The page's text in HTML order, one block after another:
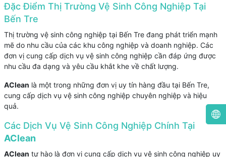
Đặc Điểm Thị Trường Vệ Sinh Công Nghiệp Tại
Bến Tre
Thị trường vệ sinh công nghiệp tại Bến Tre đang phát triển mạnh
mẽ do nhu cầu của các khu công nghiệp và doanh nghiệp. Các
đơn vị cung cấp dịch vụ vệ sinh công nghiệp cần đáp ứng được
nhu cầu đa dạng và yêu cầu khắt khe về chất lượng.
AClean là một trong những đơn vị uy tín hàng đầu tại Bến Tre,
cung cấp dịch vụ vệ sinh công nghiệp chuyên nghiệp và hiệu
quả.
Các Dịch Vụ Vệ Sinh Công Nghiệp Chính Tại
AClean
AClean tự hào là đơn vị cung cấp dịch vụ vệ sinh công nghiệp uy